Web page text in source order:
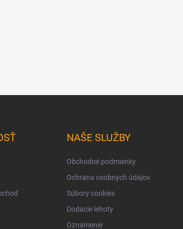
NAŠE SLUŽBY
Obchodné podmienky
Ochrana osobných údajov
Súbory cookies
Dodacie lehoty
Oznámenie